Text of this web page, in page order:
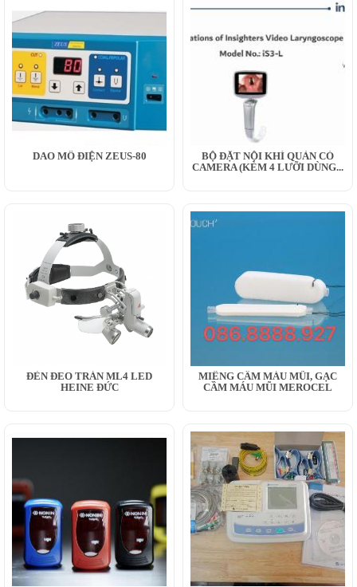
DAO MỔ ĐIỆN ZEUS-80
BỘ ĐẶT NỘI KHÍ QUẢN CÓ
CAMERA (KÈM 4 LƯỠI DÙNG...
ĐÈN ĐEO TRÁN ML4 LED
HEINE ĐỨC
MIẾNG CẦM MÁU MŨI, GẠC
CẦM MÁU MŨI MEROCEL